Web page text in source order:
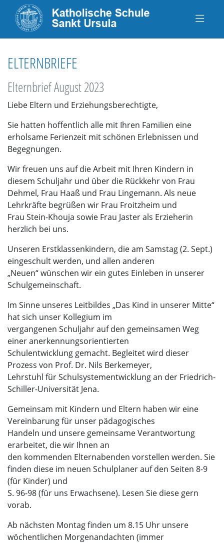
ELTERNBRIEFE
Elternbrief August 2023
Liebe Eltern und Erziehungsberechtigte,
Sie hatten hoffentlich alle mit Ihren Familien eine
erholsame Ferienzeit mit schönen Erlebnissen und
Begegnungen.
Wir freuen uns auf die Arbeit mit Ihren Kindern in
diesem Schuljahr und über die Rückkehr von Frau
Dehmel, Frau Haaß und Frau Lingemann. Als neue
Lehrkräfte begrüßen wir Frau Froitzheim und
Frau Stein-Khouja sowie Frau Jaster als Erzieherin
herzlich bei uns.
Unseren Erstklassenkindern, die am Samstag (2. Sept.)
eingeschult werden, und allen anderen
„Neuen“ wünschen wir ein gutes Einleben in unserer
Schulgemeinschaft.
Im Sinne unseres Leitbildes „Das Kind in unserer Mitte“
hat sich unser Kollegium im
vergangenen Schuljahr auf den gemeinsamen Weg
einer anerkennungsorientierten
Schulentwicklung gemacht. Begleitet wird dieser
Prozess von Prof. Dr. Nils Berkemeyer,
Lehrstuhl für Schulsystementwicklung an der Friedrich-
Schiller-Universität Jena.
Gemeinsam mit Kindern und Eltern haben wir eine
Vereinbarung für unser pädagogisches
Handeln und unsere gemeinsame Verantwortung
erarbeitet, die wir Ihnen an
den kommenden Elternabenden vorstellen werden. Sie
finden diese im neuen Schulplaner auf den Seiten 8-9
(für Kinder) und
S. 96-98 (für uns Erwachsene). Lesen Sie diese gern
vorab.
Ab nächsten Montag finden um 8.15 Uhr unsere
wöchentlichen Morgenandachten (immer